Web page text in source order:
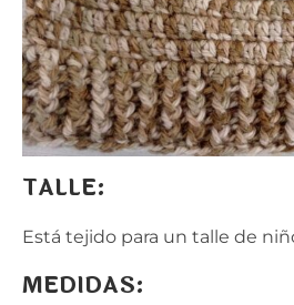
TALLE:
Está tejido para un talle de
MEDIDAS: